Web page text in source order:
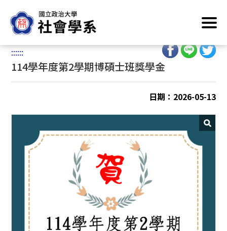
到
主
要
內
容
首頁 /學術榮譽
::::::
114學年度第2學期博碩士班獎學金
日期：2026-05-13